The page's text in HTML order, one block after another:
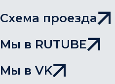
Схема проезда
Мы в RUTUBE
Мы в VK